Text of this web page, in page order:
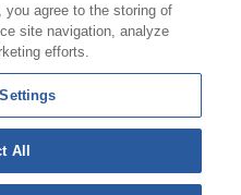
|Zona Privada Comisión de
Zona Privada Proveedor
del sitio | Aviso legal
Datos
you agree to the storing of
site navigation, analyze
efforts.
All